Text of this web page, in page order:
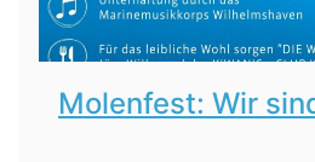
Molenfest: Wir